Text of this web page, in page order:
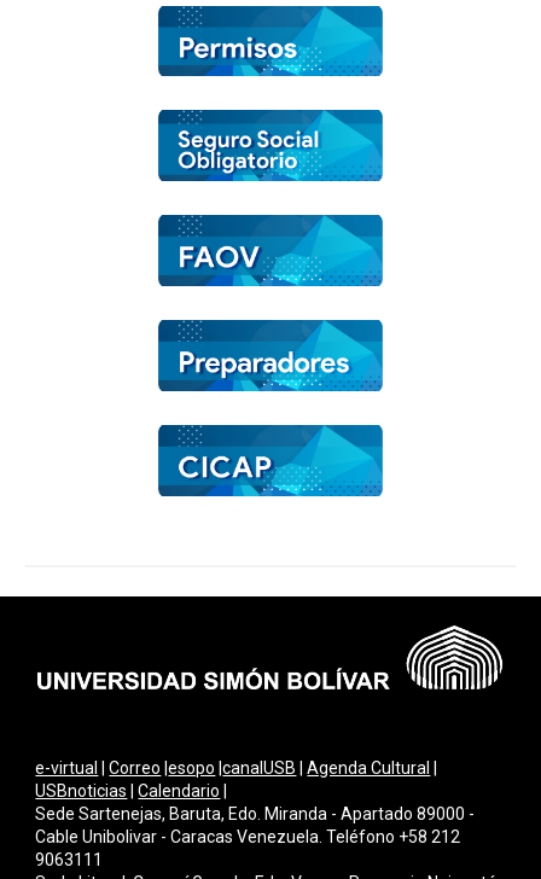
e-virtual |Correo |esopo |canalUSB |Agenda Cultural
USBnoticias |Calendario
Sede Sartenejas, Baruta, Edo. Miranda - Apartado 89000 -
Cable Unibolivar - Caracas Venezuela. Teléfono +58 212
9063111